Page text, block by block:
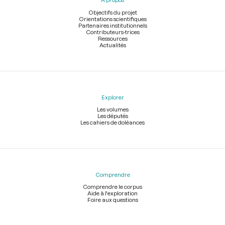
Objectifs du projet
Orientations scientifiques
Partenaires institutionnels
Contributeurs-trices
Ressources
Actualités
Explorer
Les volumes
Les députés
Les cahiers de doléances
Comprendre
Comprendre le corpus
Aide à l'exploration
Foire aux questions